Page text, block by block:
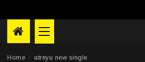
Primary
Menu
Home atreyu new single